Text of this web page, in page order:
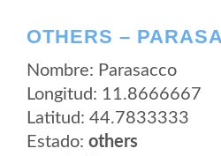
OTHERS –
Nombre: Parasacco
Longitud: 11.8666667
Latitud: 44.7833333
Estado: others